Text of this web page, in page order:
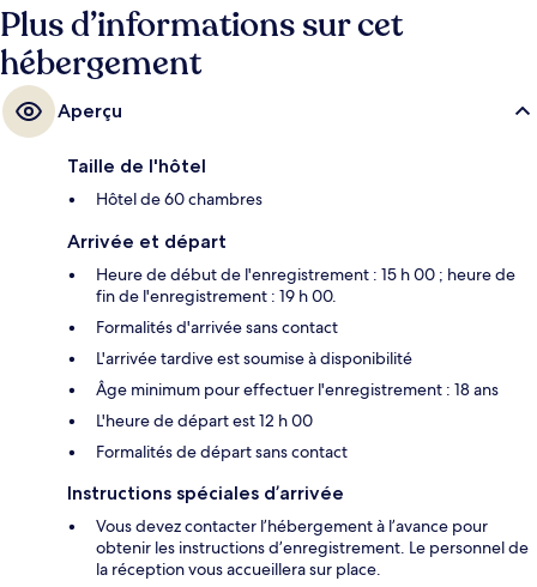
Plus d’informations sur cet
hébergement
Aperçu
Taille de l'hôtel
Hôtel de 60 chambres
Arrivée et départ
Heure de début de l'enregistrement : 15 h 00 ; heure de
fin de l'enregistrement : 19 h 00.
Formalités d'arrivée sans contact
L'arrivée tardive est soumise à disponibilité
Âge minimum pour effectuer l'enregistrement : 18 ans
L'heure de départ est 12 h 00
Formalités de départ sans contact
Instructions spéciales d’arrivée
Vous devez contacter l’hébergement à l’avance pour
obtenir les instructions d’enregistrement. Le personnel de
la réception vous accueillera sur place.